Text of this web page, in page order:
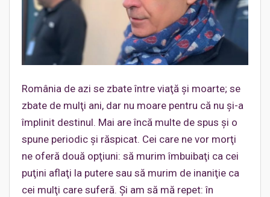
România de azi se zbate între viaţă şi moarte; se
zbate de mulţi ani, dar nu moare pentru că nu şi-a
împlinit destinul. Mai are încă multe de spus şi o
spune periodic şi răspicat. Cei care ne vor morţi
ne oferă două opţiuni: să murim îmbuibaţi ca cei
puţini aflaţi la putere sau să murim de inaniţie ca
cei mulţi care suferă. Şi am să mă repet: în